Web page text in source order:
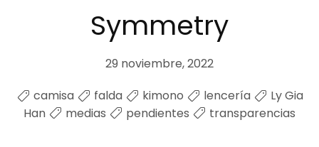
Symmetry
29 noviembre, 2022
camisa
falda kimono lencería
Ly Gia
Han
medias pendientes transparencias